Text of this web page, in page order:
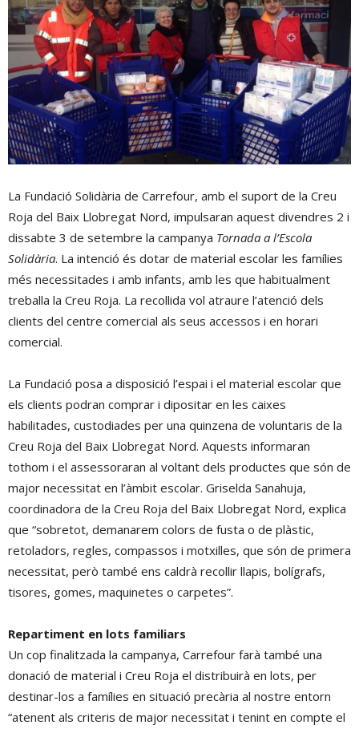
La Fundació Solidària de Carrefour, amb el suport de la Creu
Roja del Baix Llobregat Nord, impulsaran aquest divendres 2 i
dissabte 3 de setembre la campanya Tornada a l’Escola
Solidària. La intenció és dotar de material escolar les famílies
més necessitades i amb infants, amb les que habitualment
treballa la Creu Roja. La recollida vol atraure l’atenció dels
clients del centre comercial als seus accessos i en horari
comercial.
La Fundació posa a disposició l’espai i el material escolar que
els clients podran comprar i dipositar en les caixes
habilitades, custodiades per una quinzena de voluntaris de la
Creu Roja del Baix Llobregat Nord. Aquests informaran
tothom i el assessoraran al voltant dels productes que són de
major necessitat en l’àmbit escolar. Griselda Sanahuja,
coordinadora de la Creu Roja del Baix Llobregat Nord, explica
que “sobretot, demanarem colors de fusta o de plàstic,
retoladors, regles, compassos i motxilles, que són de primera
necessitat, però també ens caldrà recollir llapis, bolígrafs,
tisores, gomes, maquinetes o carpetes”.
Repartiment en lots familiars
Un cop finalitzada la campanya, Carrefour farà també una
donació de material i Creu Roja el distribuirà en lots, per
destinar-los a famílies en situació precària al nostre entorn
“atenent als criteris de major necessitat i tenint en compte el